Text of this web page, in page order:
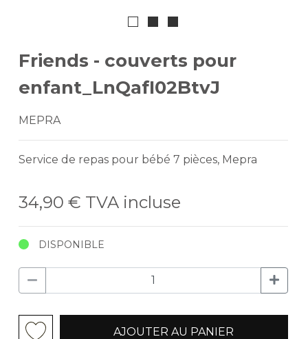
Friends - couverts pour
enfant_LnQafI02BtvJ
MEPRA
Service de repas pour bébé 7 pièces, Mepra
34,90 € TVA incluse
DISPONIBLE
AJOUTER AU PANIER